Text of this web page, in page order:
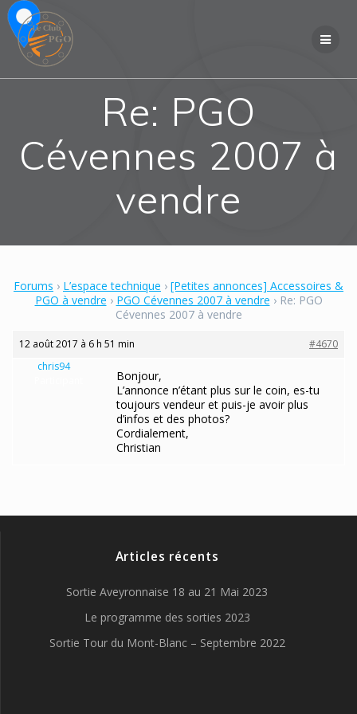
Re: PGO
Cévennes 2007 à
vendre
Forums › L’espace technique › [Petites annonces] Accessoires &
PGO à vendre › PGO Cévennes 2007 à vendre › Re: PGO
Cévennes 2007 à vendre
12 août 2017 à 6 h 51 min
#4670
chris94
Bonjour,
L’annonce n’étant plus sur le coin, es-tu
toujours vendeur et puis-je avoir plus
d’infos et des photos?
Cordialement,
Christian
Articles récents
Sortie Aveyronnaise 18 au 21 Mai 2023
Le programme des sorties 2023
Sortie Tour du Mont-Blanc – Septembre 2022